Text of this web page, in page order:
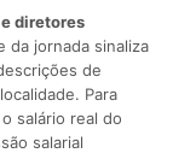
diretores
da jornada sinaliza
de
Para
o salário real do
salarial